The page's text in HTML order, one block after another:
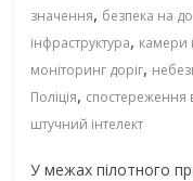
значення, безпека на
інфраструктура, камери
моніторинг доріг,
Поліція, спостереження
штучний інтелект
У межах пілотного